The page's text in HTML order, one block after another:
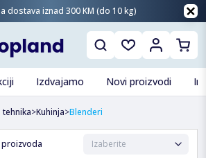
dostava iznad 300 KM (do 10 kg)
Izdvajamo Novi proizvodi
tehnika>Kuhinja>Blenderi
proizvoda